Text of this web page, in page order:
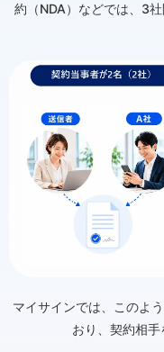
約（NDA）などでは、3
マイサインでは、このよ
おり、契約相手